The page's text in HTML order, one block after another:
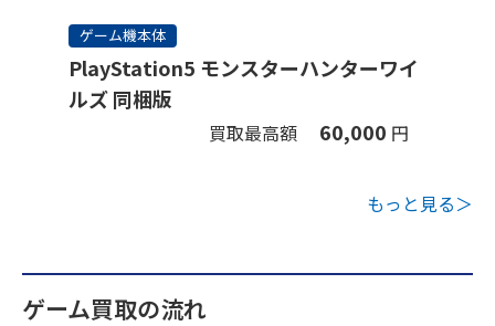
ゲーム機本体
PlayStation5 モンスターハンターワイ
ルズ 同梱版
買取最高額 60,000 円
もっと見る＞
ゲーム買取の流れ